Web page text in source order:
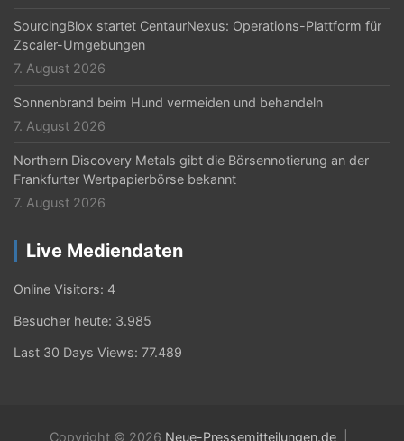
SourcingBlox startet CentaurNexus: Operations-Plattform für
Zscaler-Umgebungen
7. August 2026
Sonnenbrand beim Hund vermeiden und behandeln
7. August 2026
Northern Discovery Metals gibt die Börsennotierung an der
Frankfurter Wertpapierbörse bekannt
7. August 2026
Live Mediendaten
Online Visitors: 4
Besucher heute: 3.985
Last 30 Days Views: 77.489
Copyright © 2026 Neue-Pressemitteilungen.de